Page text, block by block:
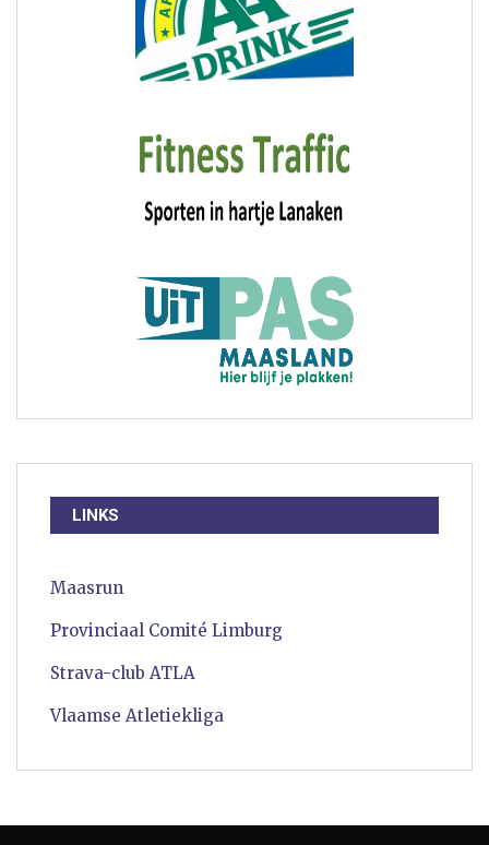
LINKS
Maasrun
Provinciaal Comité Limburg
Strava-club ATLA
Vlaamse Atletiekliga